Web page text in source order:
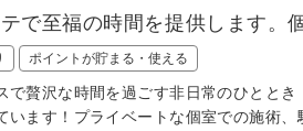
で至福の時間を提供します。
ポイントが貯まる・使える
で贅沢な時間を過ごす非日常のひとと
います！プライベートな個室での施術